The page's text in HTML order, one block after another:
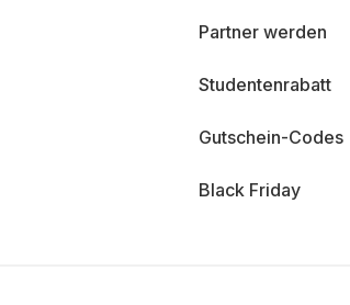
Partner werden
Studentenrabatt
Gutschein-Codes
Black Friday